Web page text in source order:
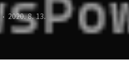
2020. 8. 13.